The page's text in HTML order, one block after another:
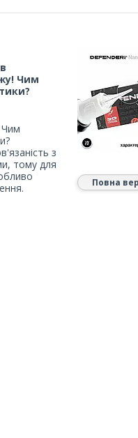
Чим
Чим
з
тому для
Повна